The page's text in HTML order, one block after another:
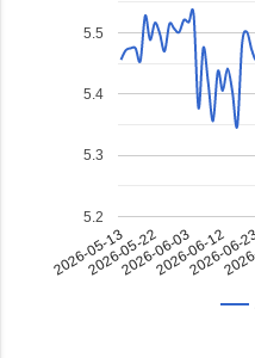
2026-05-13
2026-05-22
2026-06-03
2026-06-12
2026-06-
5.2
5.3
5.4
5.5